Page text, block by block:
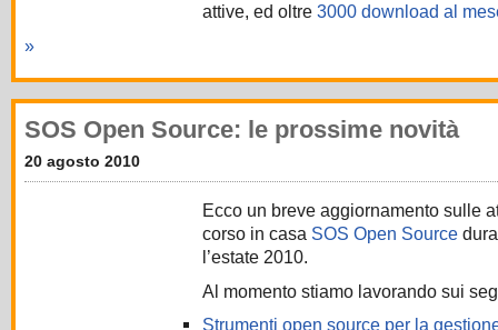
attive, ed oltre 3000 download al
»
SOS Open Source: le prossime novità
20 agosto 2010
Ecco un breve aggiornamento sulle
corso in casa SOS Open Source
l’estate 2010.
Al momento stiamo lavorando sui
Strumenti open source per la